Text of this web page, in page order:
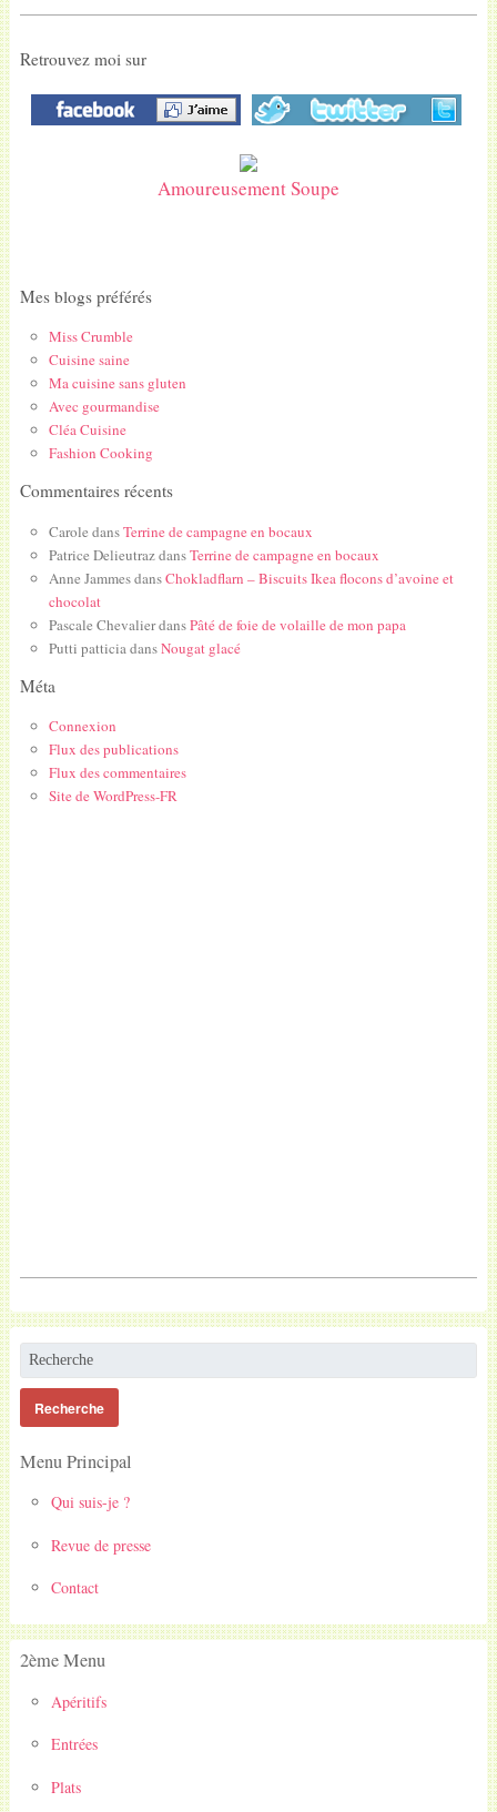
Retrouvez moi sur
Amoureusement Soupe
Mes blogs préférés
Miss Crumble
Cuisine saine
Ma cuisine sans gluten
Avec gourmandise
Cléa Cuisine
Fashion Cooking
Commentaires récents
Carole dansTerrine de campagne en bocaux
Patrice DelieutrazdansTerrine de campagne en bocaux
Anne JammesdansChokladflarn – Biscuits Ikea flocons d’avoine et
chocolat
Pascale ChevalierdansPâté de foie de volaille de mon papa
Putti patticiadansNougat glacé
Méta
Connexion
Flux des publications
Flux des commentaires
Site de WordPress-FR
Menu Principal
Qui suis-je ?
Revue de presse
Contact
2ème Menu
Apéritifs
Entrées
Plats